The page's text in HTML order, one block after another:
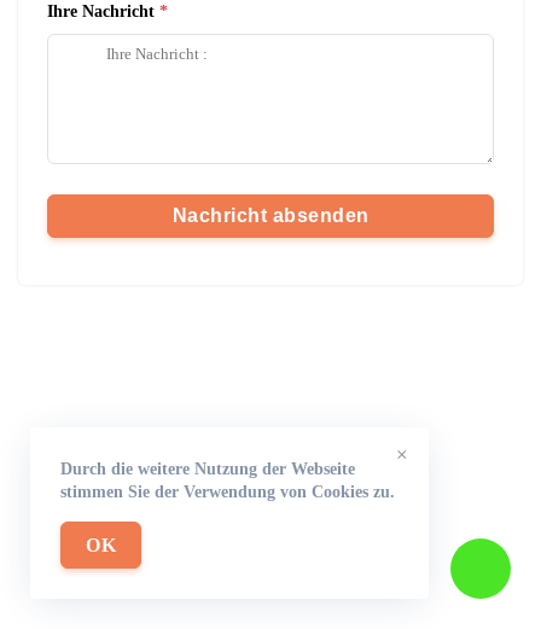
Ihre Nachricht
Nachricht absenden
×
Durch die weitere Nutzung der Webseite
stimmen Sie der Verwendung von Cookies zu.
OK